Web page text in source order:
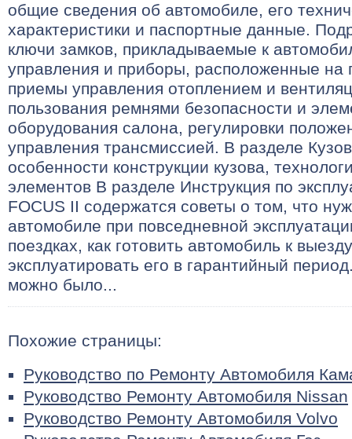
общие сведения об автомобиле, его
характеристики и паспортные данные.
ключи замков, прикладываемые к
управления и приборы, расположенные на
приемы управления отоплением и
пользования ремнями безопасности и
оборудования салона, регулировки
управления трансмиссией. В разделе
особенности конструкции кузова,
элементов В разделе Инструкция по
FOCUS II содержатся советы о том, что
автомобиле при повседневной
поездках, как готовить автомобиль к
эксплуатировать его в гарантийный
можно было...
Похожие страницы:
Руководство по Ремонту Автомобиля
Руководство Ремонту Автомобиля Nissan
Руководство Ремонту Автомобиля Volvo